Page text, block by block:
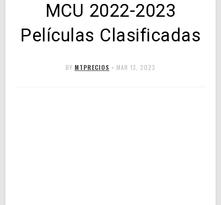
MCU 2022-2023
Películas Clasificadas
BY MTPRECIOS • MAR 13, 2023